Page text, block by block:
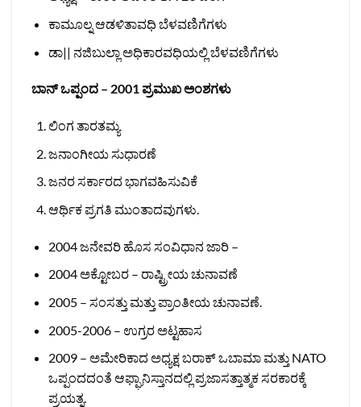
ಕಾಮೂಲ್ನ ಆಡಳಿತಾವಧಿ ಬೆಳವಣಿಗೆಗಳು
ಡಾ|| ನಜಿಬುಲ್ಲಾ ಅಧಿಕಾರವಧಿಯಲ್ಲಿ ಬೆಳವಣಿಗೆಗಳು
ಬಾನ್ ಒಪ್ಪಂದ – 2001 ಪ್ರಮುಖ ಅಂಶಗಳು
ಲಿಂಗ ತಾರತಮ್ಯ
ಜನಾಂಗೀಯ ಸುಧಾರಣೆ
ಜನರ ಸರ್ಕಾರದ ಭಾಗವಹಿಸುವಿಕೆ
ಆರ್ಥಿಕ ಪ್ರಗತಿ ಮುಂತಾದವುಗಳು.
2004 ಜನೇವರಿ ಹೊಸ ಸಂವಿಧಾನ ಜಾರಿ –
2004 ಅಕ್ಟೋಬರ – ರಾಷ್ಟ್ರೀಯ ಚುನಾವಣೆ
2005 – ಸಂಸತ್ತು ಮತ್ತು ಪ್ರಾಂತೀಯ ಚುನಾವಣೆ.
2005-2006 – ಉಗ್ರರ ಅಟ್ಟಹಾಸ
2009 – ಅಮೇರಿಕಾದ ಅಧ್ಯಕ್ಷ ಬರಾಕ್ ಒಬಾಮಾ ಮತ್ತು NATO
ಒಪ್ಪಂದದಂತೆ ಆಫ್ಘಾನಿಸ್ತಾನದಲ್ಲಿ ಪ್ರಜಾಸತ್ತಾತ್ಮಕ ಸರಕಾರಕ್ಕೆ
ಪ್ರಯತ್ನ.